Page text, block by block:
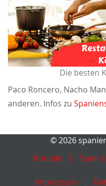
Die besten
Paco Roncero, Nacho
anderen. Infos zu
© 2026
Kontakt
Team
Impressum